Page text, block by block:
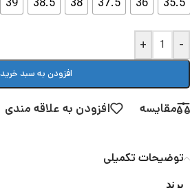
35.5
36
37.5
38
38.5
39
-
+
افزودن به سبد خرید
مقایسه افزودن به علاقه مندی
توضیحات تکمیلی
برند